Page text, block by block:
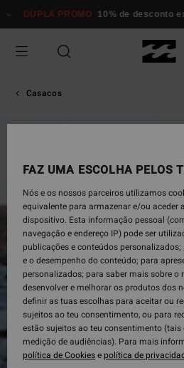
para
informação
DUPLA PROMO 10% de
Casacos
FAZ UMA ESCOLHA PELOS
Nós e os nossos parceiros utilizamos
equivalente para armazenar e/ou aceder
dispositivo. Esta informação pessoal
navegação e endereço IP) pode ser
publicações e conteúdos
e o desempenho do conteúdo; para
personalizados; para saber mais sobre o
desenvolver e melhorar os produtos dos
definir as tuas escolhas para aceitar ou
sujeitos ao teu consentimento, ou para
estão sujeitos ao teu consentimento
medição de audiências). Para mais
política de Cookiesepolítica de